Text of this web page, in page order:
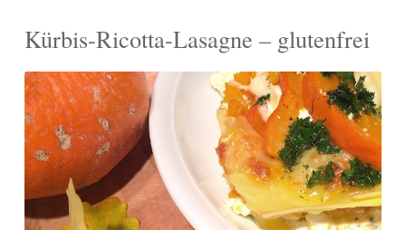
Kürbis-Ricotta-Lasagne – glutenfrei